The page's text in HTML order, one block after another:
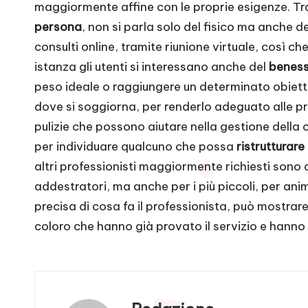
maggiormente affine con le proprie esigenze.
persona, non si parla solo del fisico ma anche
consulti online, tramite riunione virtuale, così
istanza gli utenti si interessano anche del
peso ideale o raggiungere un determinato
dove si soggiorna, per renderlo adeguato alle
pulizie che possono aiutare nella gestione
per individuare qualcuno che possa ristrutturare
altri professionisti maggiormente richiesti sono
addestratori, ma anche per i più piccoli, per
precisa di cosa fa il professionista, può
coloro che hanno già provato il servizio e